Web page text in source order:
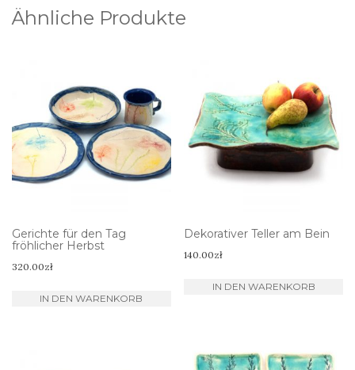
Ähnliche Produkte
Gerichte für den Tag
fröhlicher Herbst
320.00zł
IN DEN WARENKORB
Dekorativer Teller am Bein
140.00zł
IN DEN WARENKORB